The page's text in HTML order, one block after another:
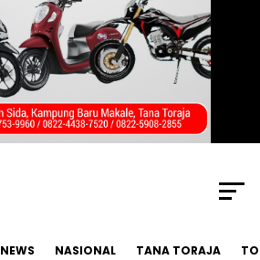
NEWS NASIONAL TANA TORAJA